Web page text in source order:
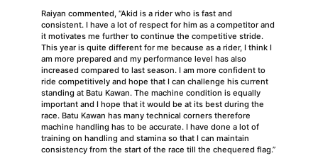
Raiyan commented, “Akid is a rider who is fast and
consistent. I have a lot of respect for him as a competitor and
it motivates me further to continue the competitive stride.
This year is quite different for me because as a rider, I think I
am more prepared and my performance level has also
increased compared to last season. I am more confident to
ride competitively and hope that I can challenge his current
standing at Batu Kawan. The machine condition is equally
important and I hope that it would be at its best during the
race. Batu Kawan has many technical corners therefore
machine handling has to be accurate. I have done a lot of
training on handling and stamina so that I can maintain
consistency from the start of the race till the chequered flag.”